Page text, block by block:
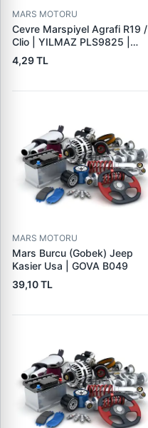
MARS MOTORU
Cevre Marspiyel Agrafi R19 /
Clio | YILMAZ PLS9825 |
OEM 7703077256
4,29 TL
MARS MOTORU
Mars Burcu (Gobek) Jeep
Kasier Usa | GOVA B049
39,10 TL